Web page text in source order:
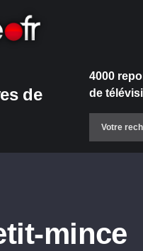
de
4000
de
mince